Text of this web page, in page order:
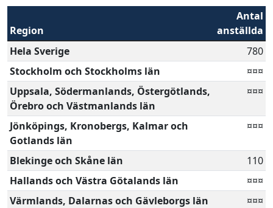
Region
Antal
anställda
Hela Sverige
780
Stockholm och Stockholms län
¤¤¤
Uppsala, Södermanlands, Östergötlands,
Örebro och Västmanlands län
¤¤¤
Jönköpings, Kronobergs, Kalmar och
Gotlands län
¤¤¤
Blekinge och Skåne län
110
Hallands och Västra Götalands län
¤¤¤
Värmlands, Dalarnas och Gävleborgs län
¤¤¤